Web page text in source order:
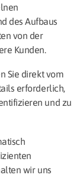
des Aufbaus
von der
Kunden.
Sie direkt vom
erforderlich,
und zu
wir uns